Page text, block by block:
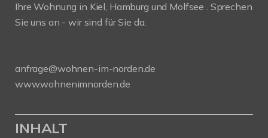
Ihre Wohnung in Kiel, Hamburg und Molfsee . Sprechen
Sie uns an - wir sind für Sie da.
anfrage@wohnen-im-norden.de
www.wohnenimnorden.de
INHALT